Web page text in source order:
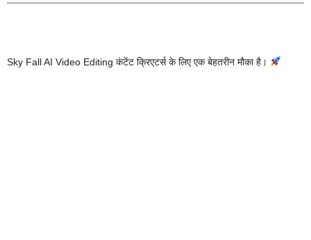
Sky Fall AI Video Editing कंटेंट क्रिएटर्स के लिए एक बेहतरीन मौका है।